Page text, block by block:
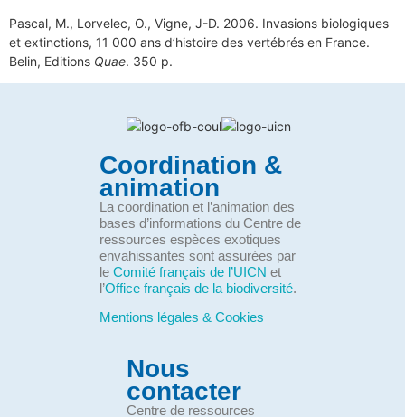
Pascal, M., Lorvelec, O., Vigne, J-D. 2006. Invasions biologiques
et extinctions, 11 000 ans d’histoire des vertébrés en France.
Belin, Editions Quae. 350 p.
Coordination &
animation
La coordination et l’animation des
bases d’informations du Centre de
ressources espèces exotiques
envahissantes sont assurées par
le Comité français de l’UICN et
l’Office français de la biodiversité.
Mentions légales & Cookies
Nous
contacter
Centre de ressources